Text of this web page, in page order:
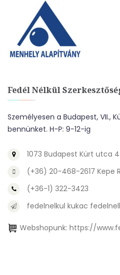
Fedél Nélkül
Személyesen a Budapest, VII.,
bennünket. H-P: 9-12-ig
1073 Budapest Kürt utca 4.
(+36) 20-468-2617 Kepe
(+36-1) 322-3423
fedelnelkul kukac
Webshopunk: https://